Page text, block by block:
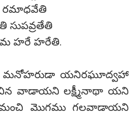
హరే హరేతి.
యనిరఘూద్వహా
వాడాయని లక్ష్మీనాథా యని
మొగము గలవాడాయని